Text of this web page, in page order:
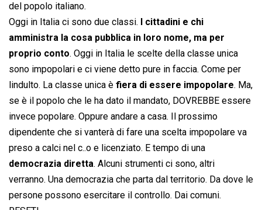
del popolo italiano.
Oggi in Italia ci sono due classi.
I cittadini e chi
amministra la cosa pubblica in loro nome, ma per
proprio conto. Oggi in Italia le scelte della classe unica
sono impopolari e ci viene detto pure in faccia. Come per
lindulto. La classe unica è fiera di essere impopolare. Ma,
se è il popolo che le ha dato il mandato, DOVREBBE essere
invece popolare. Oppure andare a casa. Il prossimo
dipendente che si vanterà di fare una scelta impopolare va
preso a calci nel c..o e licenziato. E tempo di una
democrazia diretta. Alcuni strumenti ci sono, altri
verranno. Una democrazia che parta dal territorio. Da dove le
persone possono esercitare il controllo. Dai comuni.